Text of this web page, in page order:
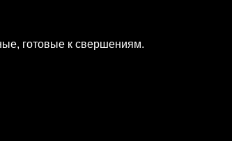
готовые к свершениям.